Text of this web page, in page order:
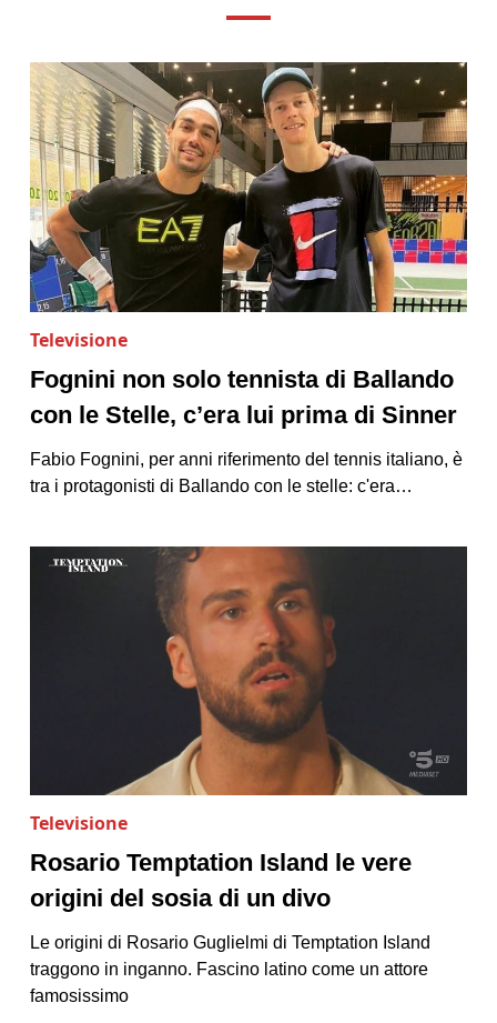
Televisione
Fognini non solo tennista di Ballando
con le Stelle, c’era lui prima di Sinner
Fabio Fognini, per anni riferimento del tennis italiano, è
tra i protagonisti di Ballando con le stelle: c'era…
Televisione
Rosario Temptation Island le vere
origini del sosia di un divo
Le origini di Rosario Guglielmi di Temptation Island
traggono in inganno. Fascino latino come un attore
famosissimo